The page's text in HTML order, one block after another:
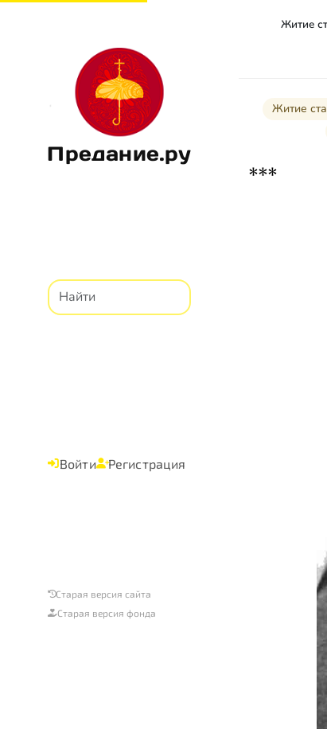
Предание.ру
Войти Регистрация
Старая версия сайта
Старая версия фонда
Житие
Житие
***